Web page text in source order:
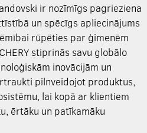
ir nozīmīgs pagrieziena
un spēcīgs apliecinājums
rūpēties par ģimenēm
stiprinās savu globālo
inovācijām un
pilnveidojot produktus,
lai kopā ar klientiem
ērtāku un patīkamāku